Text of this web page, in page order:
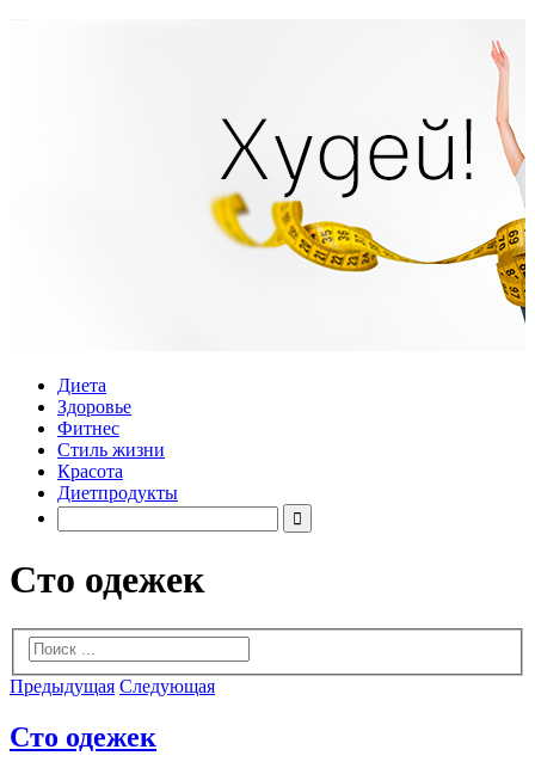
Диета
Здоровье
Фитнес
Стиль жизни
Красота
Диетпродукты
Сто одежек
Предыдущая Следующая
Сто одежек